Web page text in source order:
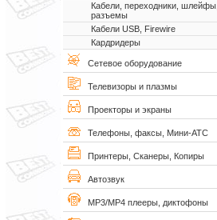
Кабели, переходники, шлейфы,
разъемы
Кабели USB, Firewire
Кардридеры
Сетевое оборудование
Телевизоры и плазмы
Проекторы и экраны
Телефоны, факсы, Мини-АТС
Принтеры, Сканеры, Копиры
Автозвук
MP3/MP4 плееры, диктофоны